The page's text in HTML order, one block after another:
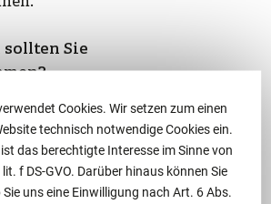
sollten Sie
Sie, welche
Anforderungen
gestellt
Cookies. Wir setzen zum einen
technisch notwendige Cookies ein.
das berechtigte Interesse im Sinne von
f DS-GVO. Darüber hinaus können Sie
uns eine Einwilligung nach Art. 6 Abs.